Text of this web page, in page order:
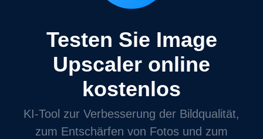
Testen Sie Image
Upscaler online
kostenlos
KI-Tool zur Verbesserung der Bildqualität,
zum Entschärfen von Fotos und zum